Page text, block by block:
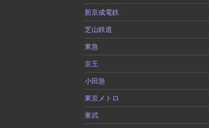
新京成電鉄
芝山鉄道
東急
京王
小田急
東京メトロ
東武